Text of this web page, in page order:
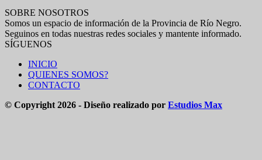
SOBRE NOSOTROS
Somos un espacio de información de la Provincia de Río Negro.
Seguinos en todas nuestras redes sociales y mantente informado.
SÍGUENOS
INICIO
QUIENES SOMOS?
CONTACTO
© Copyright 2026 - Diseño realizado por Estudios Max